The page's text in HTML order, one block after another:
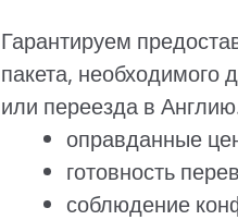
Гарантируем
пакета, необходимого
или переезда в
оправданные
готовность
соблюдение